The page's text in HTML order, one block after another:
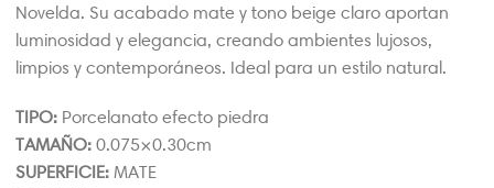
Novelda. Su acabado mate y tono beige claro aportan
luminosidad y elegancia, creando ambientes lujosos,
limpios y contemporáneos. Ideal para un estilo natural.
TIPO: Porcelanato efecto piedra
TAMAÑO: 0.075×0.30cm
SUPERFICIE: MATE